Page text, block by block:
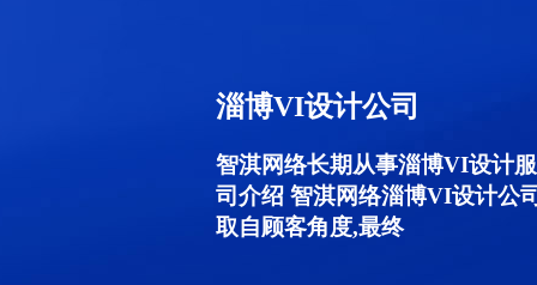
淄博VI设计公司
智淇网络长期从事淄博VI设计
司介绍 智淇网络淄博VI设计公
取自顾客角度,最终